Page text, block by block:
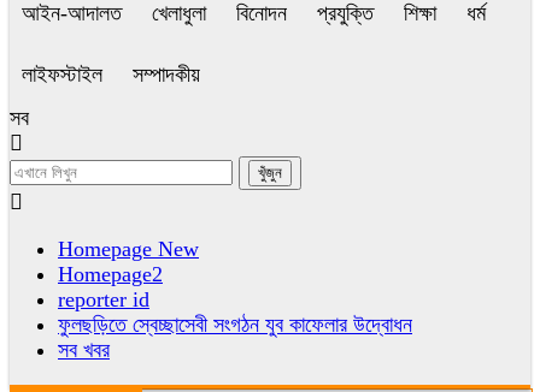
আইন-আদালত খেলাধুলা বিনোদন প্রযুক্তি শিক্ষা ধর্ম
লাইফস্টাইল
সম্পাদকীয়
সব
Homepage New
Homepage2
reporter id
ফুলছড়িতে স্বেচ্ছাসেবী সংগঠন যুব কাফেলার উদ্বোধন
সব খবর